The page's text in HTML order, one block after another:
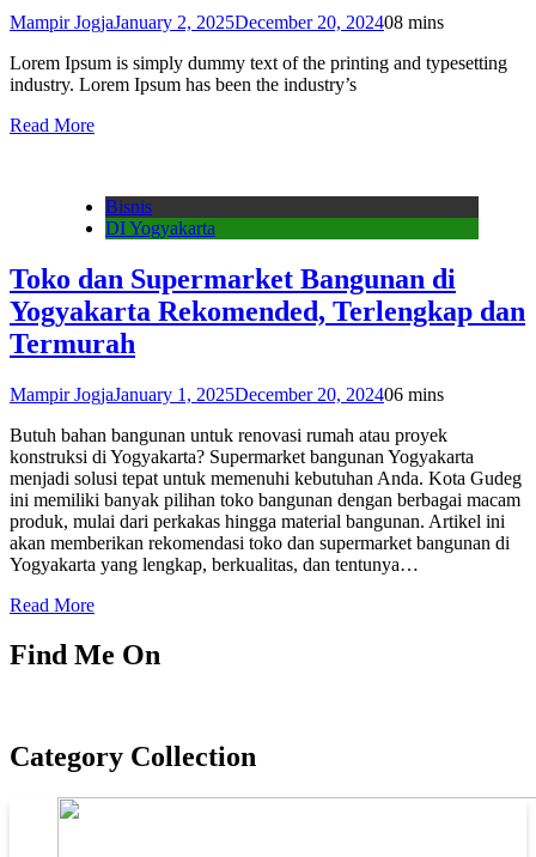
Mampir JogjaJanuary 2, 2025December 20, 202408 mins
Lorem Ipsum is simply dummy text of the printing and typesetting
industry. Lorem Ipsum has been the industry’s
Read More
Bisnis
DI Yogyakarta
Toko dan Supermarket Bangunan di
Yogyakarta Rekomended, Terlengkap dan
Termurah
Mampir JogjaJanuary 1, 2025December 20, 202406 mins
Butuh bahan bangunan untuk renovasi rumah atau proyek
konstruksi di Yogyakarta? Supermarket bangunan Yogyakarta
menjadi solusi tepat untuk memenuhi kebutuhan Anda. Kota Gudeg
ini memiliki banyak pilihan toko bangunan dengan berbagai macam
produk, mulai dari perkakas hingga material bangunan. Artikel ini
akan memberikan rekomendasi toko dan supermarket bangunan di
Yogyakarta yang lengkap, berkualitas, dan tentunya…
Read More
Find Me On
Category Collection